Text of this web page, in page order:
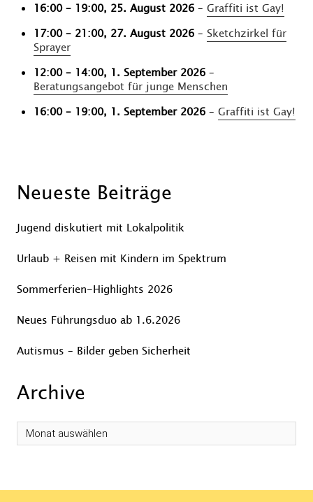
16:00 – 19:00, 25. August 2026 – Graffiti ist Gay!
17:00 – 21:00, 27. August 2026 – Sketchzirkel für
Sprayer
12:00 – 14:00, 1. September 2026 –
Beratungsangebot für junge Menschen
16:00 – 19:00, 1. September 2026 – Graffiti ist Gay!
Neueste Beiträge
Jugend diskutiert mit Lokalpolitik
Urlaub + Reisen mit Kindern im Spektrum
Sommerferien-Highlights 2026
Neues Führungsduo ab 1.6.2026
Autismus – Bilder geben Sicherheit
Archive
Archive